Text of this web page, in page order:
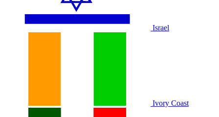
Israel
Ivory Coast